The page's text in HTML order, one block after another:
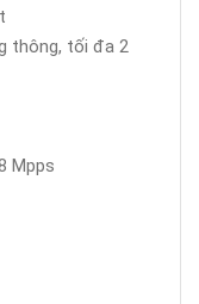
thông, tối đa 2
Mpps